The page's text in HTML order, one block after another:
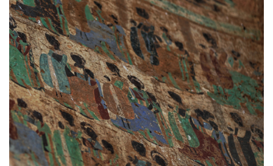
数字治理
Noema精选